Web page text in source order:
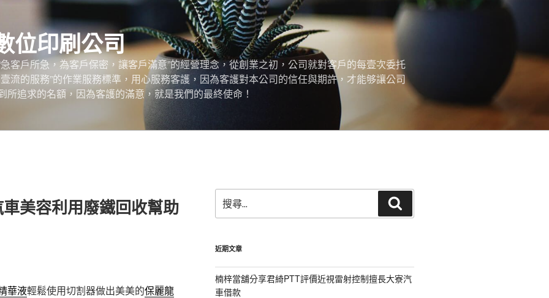
位印刷公司
客戶所急，為客戶保密，讓客戶滿意”的經營理念，從創業之初，公司就對客戶的每壹次委托
流的服務”的作業服務標準，用心服務客護，因為客護對本公司的信任與期許，才能够讓公司
追求的名額，因為客護的滿意，就是我們的最終使命！
美容利用廢鐵回收幫助
華液輕鬆使用切割器做出美美的保麗龍
尋
關
字:
尋
近期文章
楠梓當舖分享君綺PTT評價近視雷射控制擅長大寮汽
車借款